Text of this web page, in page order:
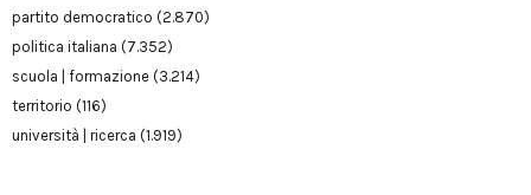
partito democratico (2.870)
politica italiana (7.352)
scuola | formazione (3.214)
territorio (116)
università | ricerca (1.919)